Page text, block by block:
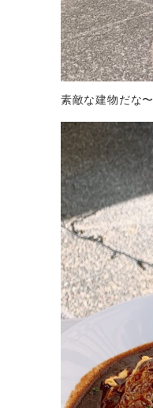
素敵な建物だな〜